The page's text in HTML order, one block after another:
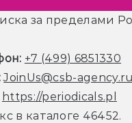
за пределами
+7 (499) 6851330
JoinUs@csb-agency.ru
https://periodicals.pl
в каталоге 46452.